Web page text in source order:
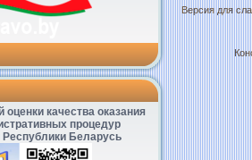
оценки качества оказания
процедур
Республики Беларусь
Версия для